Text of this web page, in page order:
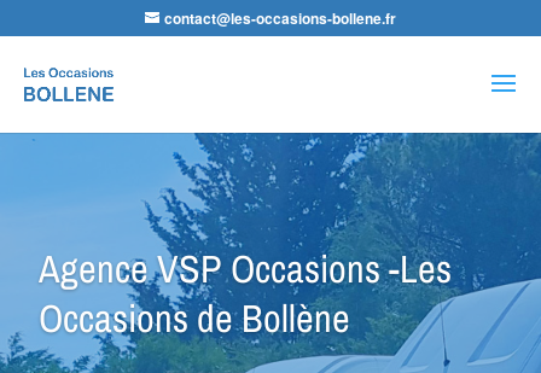
contact@les-occasions-bollene.fr
de
produits
Agence LDA Citroën -Les
Occasions de Bollène